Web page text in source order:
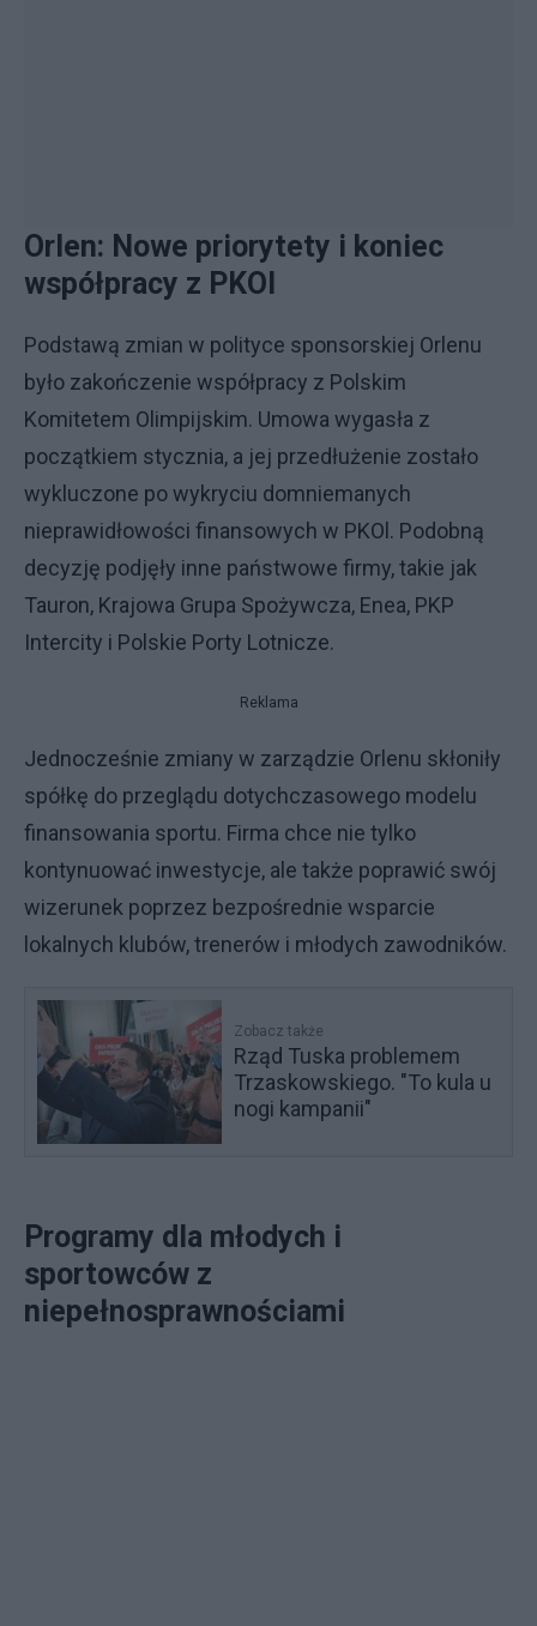
Orlen: Nowe priorytety i koniec
współpracy z PKOl
Podstawą zmian w polityce sponsorskiej Orlenu
było zakończenie współpracy z Polskim
Komitetem Olimpijskim. Umowa wygasła z
początkiem stycznia, a jej przedłużenie zostało
wykluczone po wykryciu domniemanych
nieprawidłowości finansowych w PKOl. Podobną
decyzję podjęły inne państwowe firmy, takie jak
Tauron, Krajowa Grupa Spożywcza, Enea, PKP
Intercity i Polskie Porty Lotnicze.
Reklama
Jednocześnie zmiany w zarządzie Orlenu skłoniły
spółkę do przeglądu dotychczasowego modelu
finansowania sportu. Firma chce nie tylko
kontynuować inwestycje, ale także poprawić swój
wizerunek poprzez bezpośrednie wsparcie
lokalnych klubów, trenerów i młodych zawodników.
Zobacz także
Rząd Tuska problemem
Trzaskowskiego. "To kula u
nogi kampanii"
Programy dla młodych i
sportowców z
niepełnosprawnościami